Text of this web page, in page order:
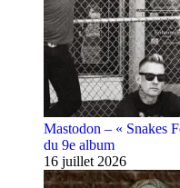
Mastodon – « Snakes
du 9e album
16 juillet 2026